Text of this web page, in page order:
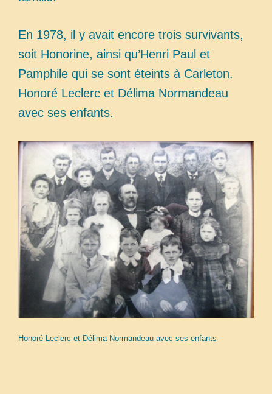
En 1978, il y avait encore trois survivants,
soit Honorine, ainsi qu’Henri Paul et
Pamphile qui se sont éteints à Carleton.
Honoré Leclerc et Délima Normandeau
avec ses enfants.
Honoré Leclerc et Délima Normandeau avec ses enfants